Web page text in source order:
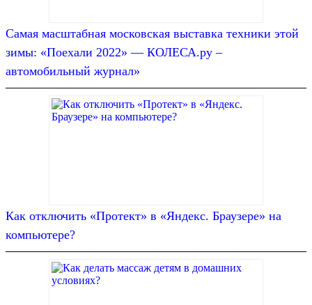
Самая масштабная московская выставка техники этой
зимы: «Поехали 2022» — КОЛЕСА.ру –
автомобильный журнал»
Как отключить «Протект» в «Яндекс. Браузере» на
компьютере?